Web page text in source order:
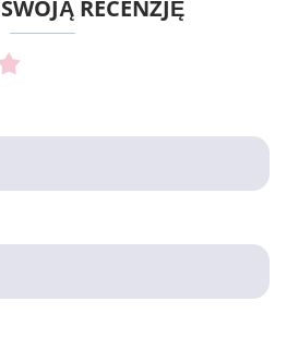
RECENZJĘ